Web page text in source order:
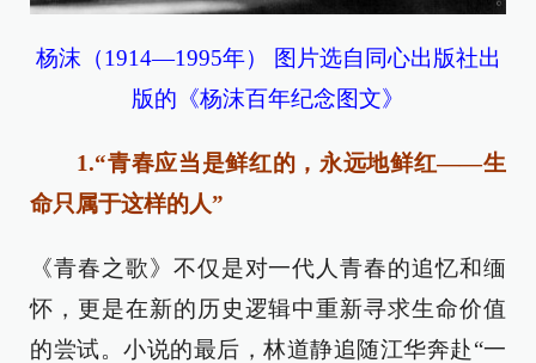
杨沫（1914—1995年） 图片选自同心出版社出
版的《杨沫百年纪念图文》
1.“青春应当是鲜红的，永远地鲜红——生
命只属于这样的人”
《青春之歌》不仅是对一代人青春的追忆和缅
怀，更是在新的历史逻辑中重新寻求生命价值
的尝试。小说的最后，林道静追随江华奔赴“一